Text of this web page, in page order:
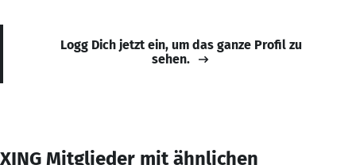
Logg Dich jetzt ein, um das ganze Profil zu
sehen.
XING Mitglieder mit ähnlichen